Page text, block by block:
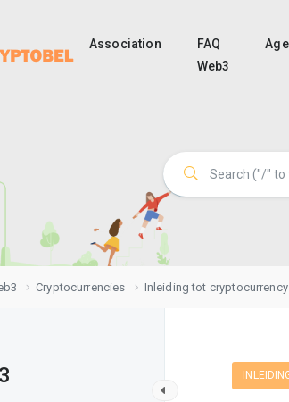
Association
FAQ
Web3
Cryptocurrencies Inleiding tot cryptocurrency